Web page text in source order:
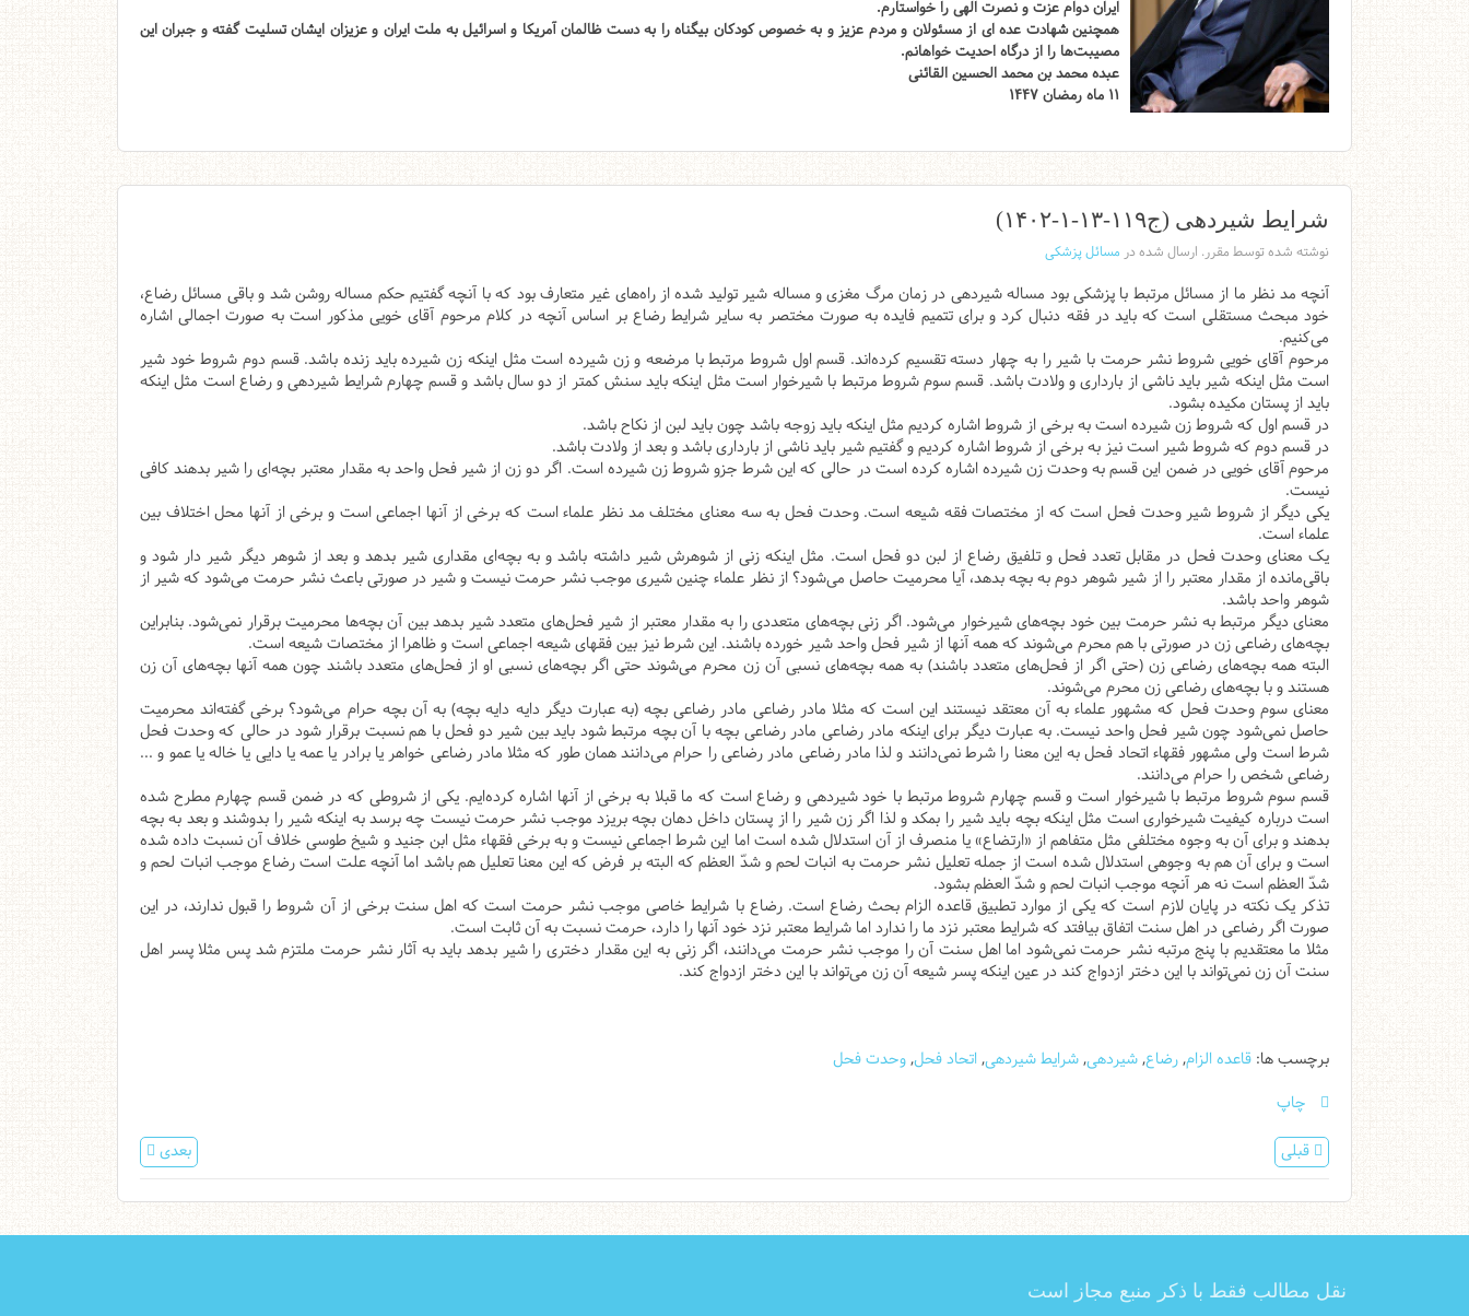
ایران دوام عزت و نصرت الهی را خواستارم.
همچنین شهادت عده ای از مسئولان و مردم عزیز و به خصوص کودکان بیگناه را به دست ظالمان آمریکا و اسرائیل به ملت ایران و عزیزان ایشان تسلیت گفته و جبران این
مصیبت‌ها را از درگاه احدیت خواهانم.
عبده محمد بن محمد الحسین القائنی
۱۱ ماه رمضان ۱۴۴۷
شرایط شیردهی (ج۱۱۹-۱۳-۱-۱۴۰۲)
نوشته شده توسط مقرر. ارسال شده در مسائل پزشکی
آنچه مد نظر ما از مسائل مرتبط با پزشکی بود مساله شیردهی در زمان مرگ مغزی و مساله شیر تولید شده از راه‌های غیر متعارف بود که با آنچه گفتیم حکم مساله روشن شد و باقی مسائل رضاع،
خود مبحث مستقلی است که باید در فقه دنبال کرد و برای تتمیم فایده به صورت مختصر به سایر شرایط رضاع بر اساس آنچه در کلام مرحوم آقای خویی مذکور است به صورت اجمالی اشاره
می‌کنیم.
مرحوم آقای خویی شروط نشر حرمت با شیر را به چهار دسته تقسیم کرده‌اند. قسم اول شروط مرتبط با مرضعه و زن شیرده است مثل اینکه زن شیرده باید زنده باشد. قسم دوم شروط خود شیر
است مثل اینکه شیر باید ناشی از بارداری و ولادت باشد. قسم سوم شروط مرتبط با شیرخوار است مثل اینکه باید سنش کمتر از دو سال باشد و قسم چهارم شرایط شیردهی و رضاع است مثل اینکه
باید از پستان مکیده بشود.
در قسم اول که شروط زن شیرده است به برخی از شروط اشاره کردیم مثل اینکه باید زوجه باشد چون باید لبن از نکاح باشد.
در قسم دوم که شروط شیر است نیز به برخی از شروط اشاره کردیم و گفتیم شیر باید ناشی از بارداری باشد و بعد از ولادت باشد.
مرحوم آقای خویی در ضمن این قسم به وحدت زن شیرده اشاره کرده است در حالی که این شرط جزو شروط زن شیرده است. اگر دو زن از شیر فحل واحد به مقدار معتبر بچه‌ای را شیر بدهند کافی
نیست.
یکی دیگر از شروط شیر وحدت فحل است که از مختصات فقه شیعه است. وحدت فحل به سه معنای مختلف مد نظر علماء است که برخی از آنها اجماعی است و برخی از آنها محل اختلاف بین
علماء است.
یک معنای وحدت فحل در مقابل تعدد فحل و تلفیق رضاع از لبن دو فحل است. مثل اینکه زنی از شوهرش شیر داشته باشد و به بچه‌ای مقداری شیر بدهد و بعد از شوهر دیگر شیر دار شود و
باقی‌مانده از مقدار معتبر را از شیر شوهر دوم به بچه بدهد، آیا محرمیت حاصل می‌شود؟ از نظر علماء چنین شیری موجب نشر حرمت نیست و شیر در صورتی باعث نشر حرمت می‌شود که شیر از
شوهر واحد باشد.
معنای دیگر مرتبط به نشر حرمت بین خود بچه‌های شیرخوار می‌شود. اگر زنی بچه‌های متعددی را به مقدار معتبر از شیر فحل‌های متعدد شیر بدهد بین آن بچه‌ها محرمیت برقرار نمی‌شود. بنابراین
بچه‌های رضاعی زن در صورتی با هم محرم می‌شوند که همه آنها از شیر فحل واحد شیر خورده باشند. این شرط نیز بین فقهای شیعه اجماعی است و ظاهرا از مختصات شیعه است.
البته همه بچه‌های رضاعی زن (حتی اگر از فحل‌های متعدد باشند) به همه بچه‌های نسبی آن زن محرم می‌شوند حتی اگر بچه‌های نسبی او از فحل‌های متعدد باشند چون همه آنها بچه‌های آن زن
هستند و با بچه‌های رضاعی زن محرم می‌شوند.
معنای سوم وحدت فحل که مشهور علماء به آن معتقد نیستند این است که مثلا مادر رضاعی مادر رضاعی بچه (به عبارت دیگر دایه دایه بچه) به آن بچه حرام می‌شود؟ برخی گفته‌اند محرمیت
حاصل نمی‌شود چون شیر فحل واحد نیست. به عبارت دیگر برای اینکه مادر رضاعی مادر رضاعی بچه با آن بچه مرتبط شود باید بین شیر دو فحل با هم نسبت برقرار شود در حالی که وحدت فحل
شرط است ولی مشهور فقهاء اتحاد فحل به این معنا را شرط نمی‌دانند و لذا مادر رضاعی مادر رضاعی را حرام می‌دانند همان طور که مثلا مادر رضاعی خواهر یا برادر یا عمه یا دایی یا خاله یا عمو و ...
رضاعی شخص را حرام می‌دانند.
قسم سوم شروط مرتبط با شیرخوار است و قسم چهارم شروط مرتبط با خود شیردهی و رضاع است که ما قبلا به برخی از آنها اشاره کرده‌ایم. یکی از شروطی که در ضمن قسم چهارم مطرح شده
است درباره کیفیت شیرخواری است مثل اینکه بچه باید شیر را بمکد و لذا اگر زن شیر را از پستان داخل دهان بچه بریزد موجب نشر حرمت نیست چه برسد به اینکه شیر را بدوشند و بعد به بچه
بدهند و برای آن به وجوه مختلفی مثل متفاهم از «ارتضاع» یا منصرف از آن استدلال شده است اما این شرط اجماعی نیست و به برخی فقهاء مثل ابن جنید و شیخ طوسی خلاف آن نسبت داده شده
است و برای آن هم به وجوهی استدلال شده است از جمله تعلیل نشر حرمت به انبات لحم و شدّ‌ العظم که البته بر فرض که این معنا تعلیل هم باشد اما آنچه علت است رضاع موجب انبات لحم و
شدّ العظم است نه هر آنچه موجب انبات لحم و شدّ العظم بشود.
تذکر یک نکته در پایان لازم است که یکی از موارد تطبیق قاعده الزام بحث رضاع است. رضاع با شرایط خاصی موجب نشر حرمت است که اهل سنت برخی از آن شروط را قبول ندارند، در این
صورت اگر رضاعی در اهل سنت اتفاق بیافتد که شرایط معتبر نزد ما را ندارد اما شرایط معتبر نزد خود آنها را دارد، حرمت نسبت به آن ثابت است.
مثلا ما معتقدیم با پنج مرتبه نشر حرمت نمی‌شود اما اهل سنت آن را موجب نشر حرمت می‌دانند، اگر زنی به این مقدار دختری را شیر بدهد باید به آثار نشر حرمت ملتزم شد پس مثلا پسر اهل
سنت آن زن نمی‌تواند با این دختر ازدواج کند در عین اینکه پسر شیعه آن زن می‌تواند با این دختر ازدواج کند.
برچسب ها: قاعده الزام,رضاع,شیردهی,شرایط شیردهی, اتحاد فحل,وحدت فحل
چاپ
قبلی
بعدی
نقل مطالب فقط با ذکر منبع مجاز است